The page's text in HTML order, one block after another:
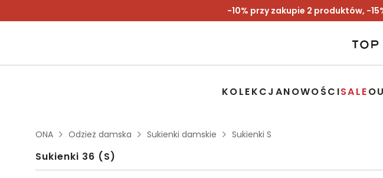
-10% przy zakupie 2 produktów, -
KOLEKCJANOWOŚCISALE
ONA Odzież damska Sukienki damskie Sukienki S
Sukienki 36 (S)